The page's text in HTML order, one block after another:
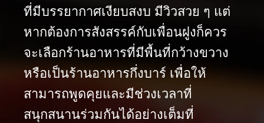
ที่มีบรรยากาศเงียบสงบ มีวิวสวย ๆ แต่
หากต้องการสังสรรค์กับเพื่อนฝูงก็ควร
จะเลือกร้านอาหารที่มีพื้นที่กว้างขวาง
หรือเป็นร้านอาหารกึ่งบาร์ เพื่อให้
สามารถพูดคุยและมีช่วงเวลาที่
สนุกสนานร่วมกันได้อย่างเต็มที่